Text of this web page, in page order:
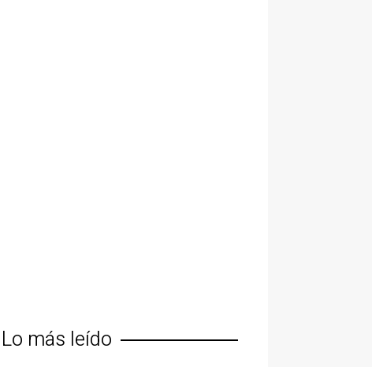
Lo más leído